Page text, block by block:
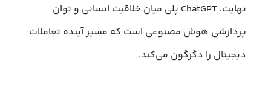
نهایت، ChatGPT پلی میان خلاقیت انسانی و توان
پردازشی هوش مصنوعی است که مسیر آینده تعاملات
دیجیتال را دگرگون می‌کند.